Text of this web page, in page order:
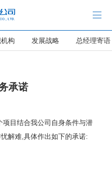
构 发展战略 总经理寄语
承诺
目结合我公司自身条件与潜
解难,具体作出如下的承诺: